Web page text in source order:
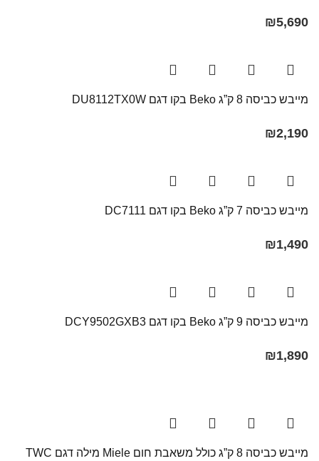
₪5,690
מייבש כביסה 8 ק”ג Beko בקו ‏דגם DU8112TX0W
₪2,190
מייבש כביסה 7 ק”ג Beko בקו ‏דגם DC7111
₪1,490
מייבש כביסה 9 ק”ג Beko בקו ‏דגם DCY9502GXB3
₪1,890
מייבש כביסה 8 ק”ג כולל משאבת חום Miele מילה דגם TWC